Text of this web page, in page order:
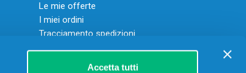
Accetta tutti
Le mie offerte
I miei ordini
Tracciamento spedizioni
Resi
Servizio clienti